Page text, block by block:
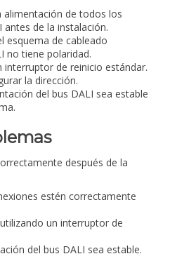
alimentación de todos los
antes de la instalación.
esquema de cableado
no tiene polaridad.
de reinicio estándar.
la dirección.
del bus DALI sea estable
después de la
estén correctamente
un interruptor de
del bus DALI sea estable.